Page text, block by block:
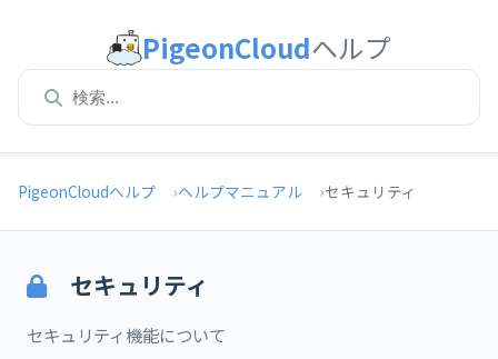
PigeonCloudヘルプ
PigeonCloudヘルプ ヘルプマニュアル セキュリティ
セキュリティ
セキュリティ機能について